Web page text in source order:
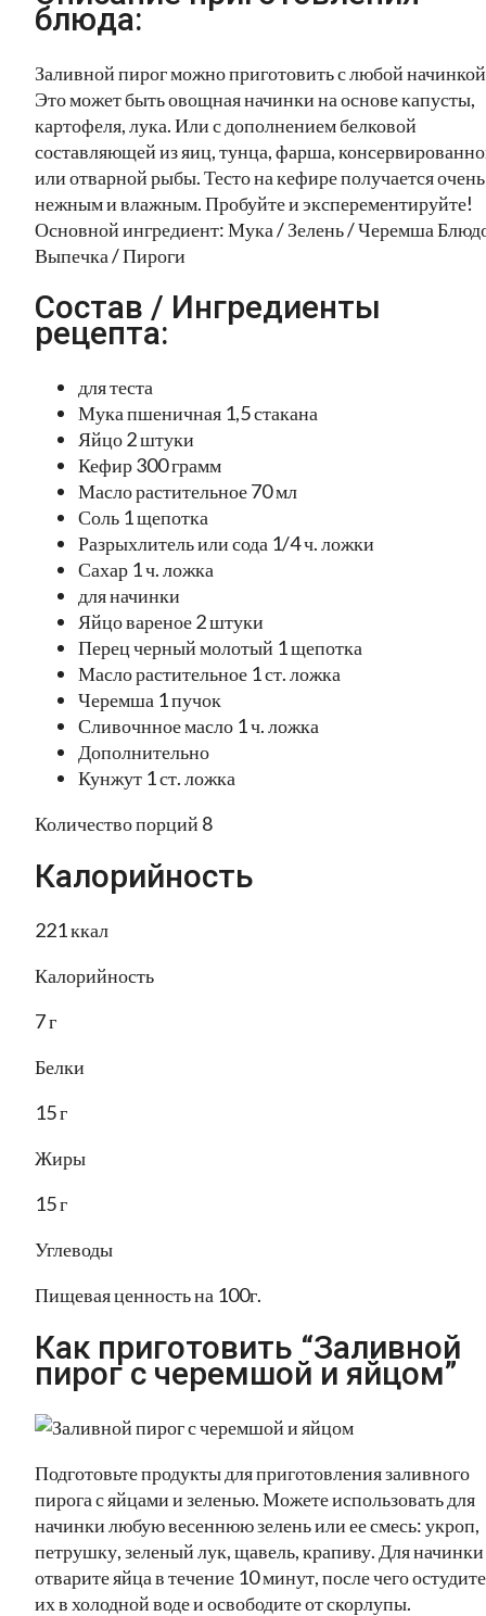
блюда:
Заливной пирог можно приготовить с любой
Это может быть овощная начинки на основе капусты,
картофеля, лука. Или с дополнением белковой
составляющей из яиц, тунца, фарша,
или отварной рыбы. Тесто на кефире получается очень
нежным и влажным. Пробуйте и эксперементируйте!
Основной ингредиент: Мука / Зелень / Черемша
Выпечка / Пироги
Состав / Ингредиенты
рецепта:
для теста
Мука пшеничная 1,5 стакана
Яйцо 2 штуки
Кефир 300 грамм
Масло растительное 70 мл
Соль 1 щепотка
Разрыхлитель или сода 1/4 ч. ложки
Сахар 1 ч. ложка
для начинки
Яйцо вареное 2 штуки
Перец черный молотый 1 щепотка
Масло растительное 1 ст. ложка
Черемша 1 пучок
Сливочнное масло 1 ч. ложка
Дополнительно
Кунжут 1 ст. ложка
Количество порций 8
Калорийность
221 ккал
Калорийность
7 г
Белки
15 г
Жиры
15 г
Углеводы
Пищевая ценность на 100г.
Как приготовить “Заливной
пирог с черемшой и яйцом”
Подготовьте продукты для приготовления заливного
пирога с яйцами и зеленью. Можете использовать для
начинки любую весеннюю зелень или ее смесь: укроп,
петрушку, зеленый лук, щавель, крапиву. Для начинки
отварите яйца в течение 10 минут, после чего остудите
их в холодной воде и освободите от скорлупы.